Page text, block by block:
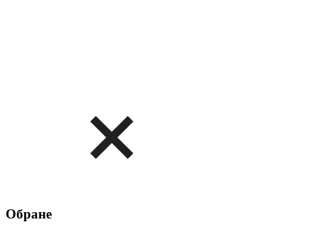
Обране